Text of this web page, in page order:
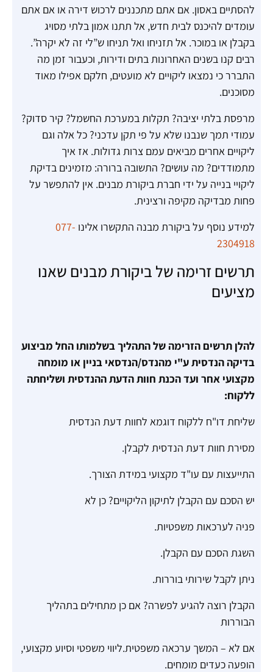
להסתיים באסון. אם אתם מתכננים לרכוש דירה או אם אתם
עומדים להיכנס לבית חדש, אל תתנו אמון בלתי מסויג
בקבלן או במוכר. אל תזניחו ואל תניחו ש”לי זה לא יקרה”.
רבים קנו בשנים האחרונות בתים ודירות, וכעבור זמן מה
התברר כי נמצאו ליקויים לא מועטים, חלקם אפילו מאוד
מסוכנים.
מרפסת בלתי יציבה? תקלות במערכת החשמל? קיר סדוק?
עמודי תמך שנבנו שלא על פי תקן עדכני? כל אלה וגם
ליקויים אחרים מביאים עמם צרות גדולות. אז איך
מתמודדים? מה עושים? התשובה ברורה: מזמינים בדיקת
ליקויי בנייה על ידי חברת ביקורת מבנים. אין להתפשר על
פחות מבדיקה מקיפה ורצינית.
למידע נוסף על ביקורת מבנה התקשרו אלינו077-
2304918
תרשים זרימה של ביקורת מבנים שאנו
מציעים
להלן תרשים הזרימה של התהליך בשלמותו החל מביצוע
בדיקה הנדסית ע"י מהנדס/הנדסאי בניין או מומחה
מקצועי אחר ועד הכנת חוות הדעת ההנדסית ושליחתה
ללקוח:
שליחת דו"ח ללקוח דוגמא לחוות דעת הנדסית
מסירת חוות דעת הנדסית לקבלן.
התייעצות עם עו"ד מקצועי במידת הצורך.
יש הסכם עם הקבלן לתיקון הליקויים? כן לא
פניה לערכאות משפטיות.
השגת הסכם עם הקבלן.
ניתן לקבל שירותי בוררות.
הקבלן רוצה להגיע לפשרה? אם כן מתחילים בתהליך
הבוררות
אם לא – המשך ערכאה משפטית.ליווי משפטי וסיוע מקצועי,
הופעה כעדים מומחים.